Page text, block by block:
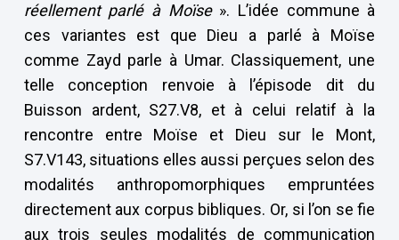
réellement parlé à Moïse ». L’idée commune à
ces variantes est que Dieu a parlé à Moïse
comme Zayd parle à Umar. Classiquement, une
telle conception renvoie à l’épisode dit du
Buisson ardent, S27.V8, et à celui relatif à la
rencontre entre Moïse et Dieu sur le Mont,
S7.V143, situations elles aussi perçues selon des
modalités anthropomorphiques empruntées
directement aux corpus bibliques. Or, si l’on se fie
aux trois seules modalités de communication